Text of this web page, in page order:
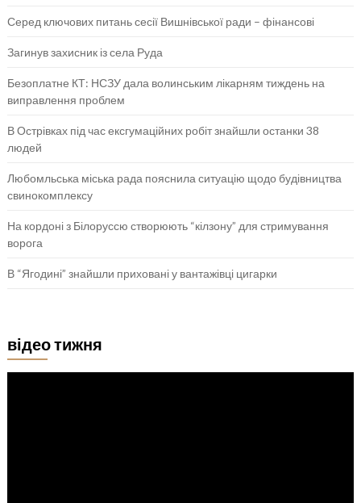
Серед ключових питань сесії Вишнівської ради – фінансові
Загинув захисник із села Руда
Безоплатне КТ: НСЗУ дала волинським лікарням тиждень на
виправлення проблем
В Острівках під час ексгумаційних робіт знайшли останки 38
людей
Любомльська міська рада пояснила ситуацію щодо будівництва
свинокомплексу
На кордоні з Білоруссю створюють “кілзону” для стримування
ворога
В “Ягодині” знайшли приховані у вантажівці цигарки
відео тижня